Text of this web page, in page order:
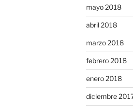
mayo 2018
abril 2018
marzo 2018
febrero 2018
enero 2018
diciembre